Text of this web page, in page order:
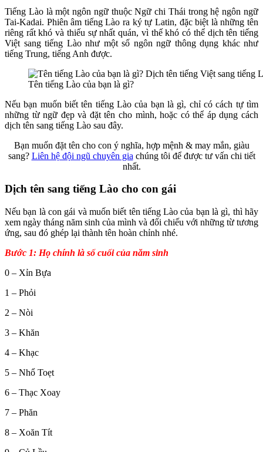
Tiếng Lào là một ngôn ngữ thuộc Ngữ chi Thái trong hệ ngôn ngữ
Tai-Kadai. Phiên âm tiếng Lào ra ký tự Latin, đặc biệt là những tên
riêng rất khó và thiếu sự nhất quán, vì thế khó có thể dịch tên tiếng
Việt sang tiếng Lào như một số ngôn ngữ thông dụng khác như
tiếng Trung, tiếng Anh được.
Tên tiếng Lào của bạn là gì?
Nếu bạn muốn biết tên tiếng Lào của bạn là gì, chỉ có cách tự tìm
những từ ngữ đẹp và đặt tên cho mình, hoặc có thể áp dụng cách
dịch tên sang tiếng Lào sau đây.
Bạn muốn đặt tên cho con ý nghĩa, hợp mệnh & may mắn, giàu
sang? Liên hệ đội ngũ chuyên gia chúng tôi để được tư vấn chi tiết
nhất.
Dịch tên sang tiếng Lào cho con gái
Nếu bạn là con gái và muốn biết tên tiếng Lào của bạn là gì, thì hãy
xem ngày tháng năm sinh của mình và đối chiếu với những từ tương
ứng, sau đó ghép lại thành tên hoàn chỉnh nhé.
Bước 1: Họ chính là số cuối của năm sinh
0 – Xỉn Bựa
1 – Phỏi
2 – Nòi
3 – Khăn
4 – Khạc
5 – Nhổ Toẹt
6 – Thạc Xoay
7 – Phăn
8 – Xoăn Tít